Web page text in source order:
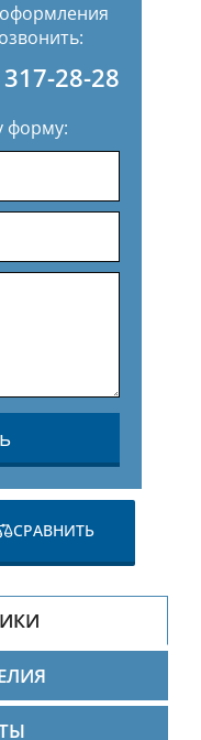
317-28-28
форму:
СРАВНИТЬ